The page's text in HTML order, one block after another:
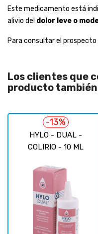
Este medicamento está
alivio del dolor leve o
Para consultar el
Los clientes que
producto
HYLO - DUAL -
COLIRIO - 10 ML
-13%